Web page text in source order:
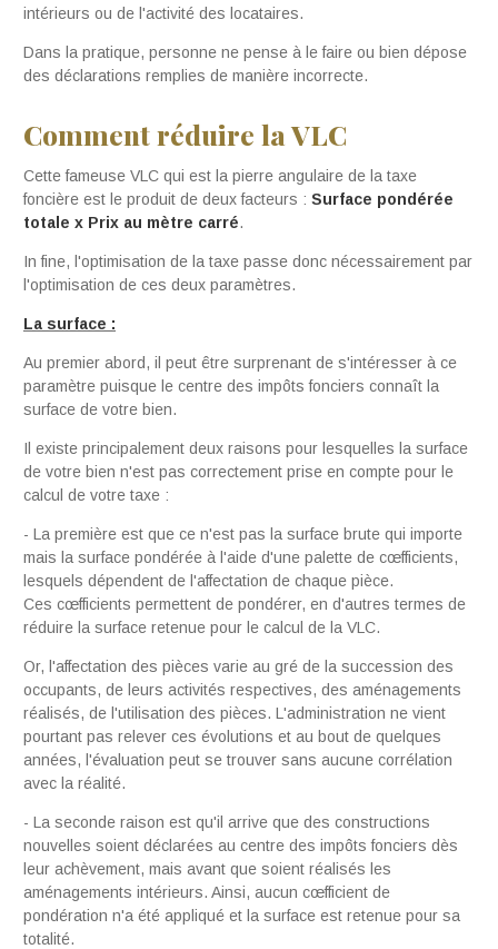
intérieurs ou de l'activité des locataires.
Dans la pratique, personne ne pense à le faire ou bien dépose
des déclarations remplies de manière incorrecte.
Comment réduire la VLC
Cette fameuse VLC qui est la pierre angulaire de la taxe
foncière est le produit de deux facteurs : Surface pondérée
totale x Prix au mètre carré.
In fine, l'optimisation de la taxe passe donc nécessairement par
l'optimisation de ces deux paramètres.
La surface :
Au premier abord, il peut être surprenant de s'intéresser à ce
paramètre puisque le centre des impôts fonciers connaît la
surface de votre bien.
Il existe principalement deux raisons pour lesquelles la surface
de votre bien n'est pas correctement prise en compte pour le
calcul de votre taxe :
- La première est que ce n'est pas la surface brute qui importe
mais la surface pondérée à l'aide d'une palette de cœfficients,
lesquels dépendent de l'affectation de chaque pièce.
Ces cœfficients permettent de pondérer, en d'autres termes de
réduire la surface retenue pour le calcul de la VLC.
Or, l'affectation des pièces varie au gré de la succession des
occupants, de leurs activités respectives, des aménagements
réalisés, de l'utilisation des pièces. L'administration ne vient
pourtant pas relever ces évolutions et au bout de quelques
années, l'évaluation peut se trouver sans aucune corrélation
avec la réalité.
- La seconde raison est qu'il arrive que des constructions
nouvelles soient déclarées au centre des impôts fonciers dès
leur achèvement, mais avant que soient réalisés les
aménagements intérieurs. Ainsi, aucun cœfficient de
pondération n'a été appliqué et la surface est retenue pour sa
totalité.